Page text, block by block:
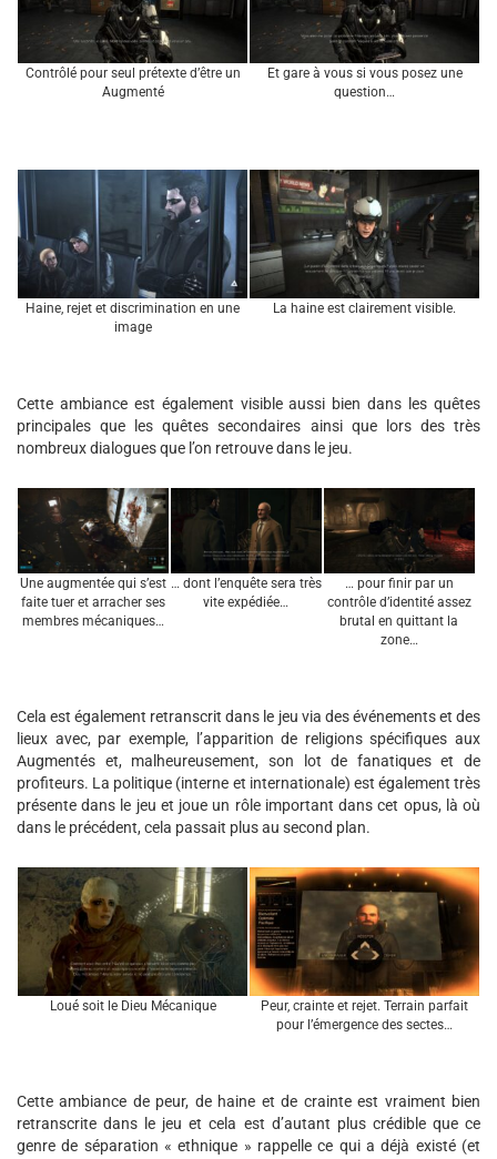
Contrôlé pour seul prétexte d’être un
Augmenté
Et gare à vous si vous posez une
question…
Haine, rejet et discrimination en une
image
La haine est clairement visible.
Cette ambiance est également visible aussi bien dans les quêtes
principales que les quêtes secondaires ainsi que lors des très
nombreux dialogues que l’on retrouve dans le jeu.
Une augmentée qui s’est
faite tuer et arracher ses
membres mécaniques…
… dont l’enquête sera très
vite expédiée…
… pour finir par un
contrôle d’identité assez
brutal en quittant la
zone…
Cela est également retranscrit dans le jeu via des événements et des
lieux avec, par exemple, l’apparition de religions spécifiques aux
Augmentés et, malheureusement, son lot de fanatiques et de
profiteurs. La politique (interne et internationale) est également très
présente dans le jeu et joue un rôle important dans cet opus, là où
dans le précédent, cela passait plus au second plan.
Loué soit le Dieu Mécanique
Peur, crainte et rejet. Terrain parfait
pour l’émergence des sectes…
Cette ambiance de peur, de haine et de crainte est vraiment bien
retranscrite dans le jeu et cela est d’autant plus crédible que ce
genre de séparation « ethnique » rappelle ce qui a déjà existé (et